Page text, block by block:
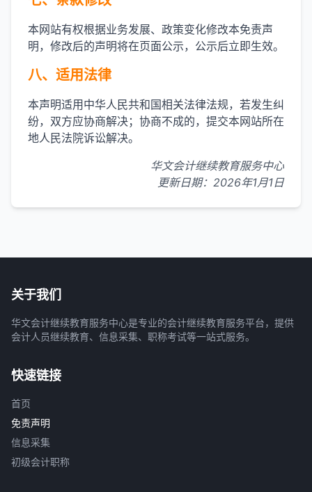
本网站有权根据业务发展、政策变化修改本免责声
明，修改后的声明将在页面公示，公示后立即生效。
八、适用法律
本声明适用中华人民共和国相关法律法规，若发生纠
纷，双方应协商解决；协商不成的，提交本网站所在
地人民法院诉讼解决。
华文会计继续教育服务中心
更新日期：2026年1月1日
关于我们
华文会计继续教育服务中心是专业的会计继续教育服务平台，提供
会计人员继续教育、信息采集、职称考试等一站式服务。
快速链接
首页
免责声明
信息采集
初级会计职称